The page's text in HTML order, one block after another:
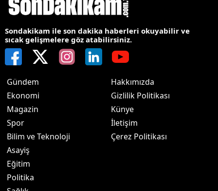
Sondakikam ile son dakika haberleri okuyabilir ve
sıcak gelişmelere göz atabilirsiniz.
Gündem
Ekonomi
Magazin
Spor
Bilim ve Teknoloji
Asayiş
Eğitim
Politika
Hakkımızda
Gizlilik Politikası
Künye
İletişim
Çerez Politikası